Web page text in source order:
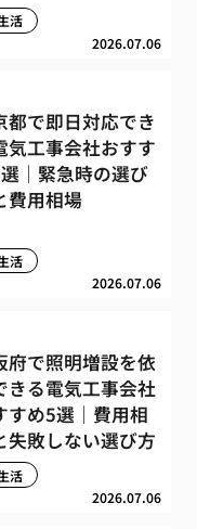
2026.07.06
活
都で即日対応でき
気工事会社おすす
｜緊急時の選び
費用相場
2026.07.06
活
府で照明増設を依
きる電気工事会社
すめ5選｜費用相
失敗しない選び方
2026.07.06
活